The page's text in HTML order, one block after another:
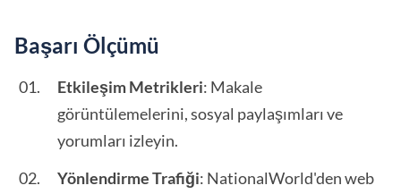
Başarı Ölçümü
Etkileşim Metrikleri: Makale
görüntülemelerini, sosyal paylaşımları ve
yorumları izleyin.
Yönlendirme Trafiği: NationalWorld'den web